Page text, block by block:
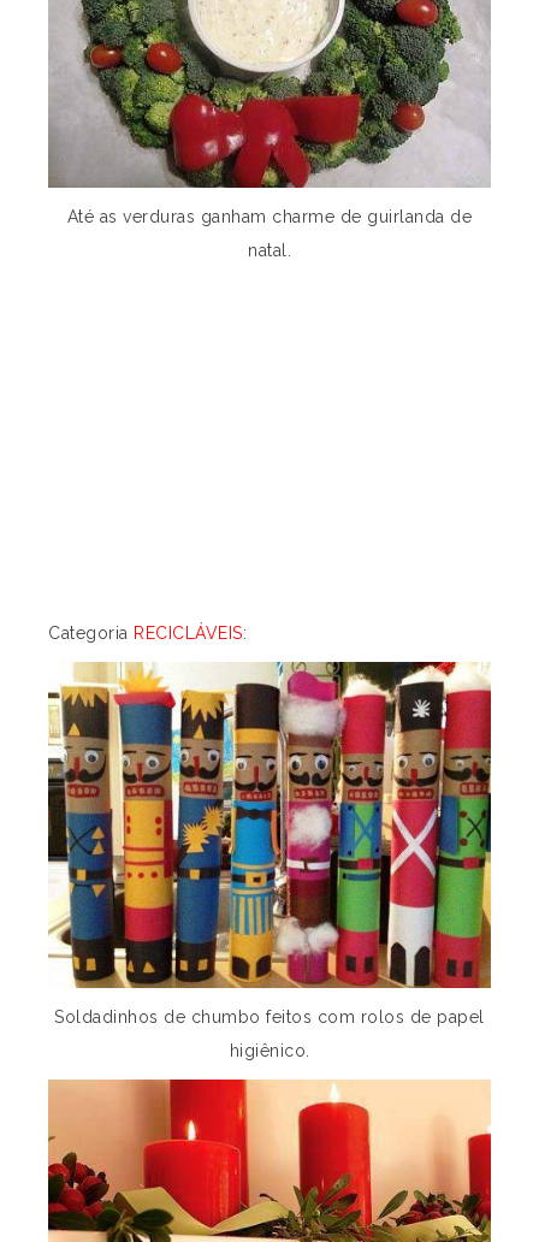
Até as verduras ganham charme de guirlanda de
natal.
Categoria RECICLÁVEIS:
Soldadinhos de chumbo feitos com rolos de papel
higiênico.